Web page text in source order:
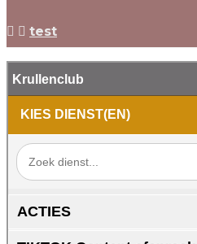
test